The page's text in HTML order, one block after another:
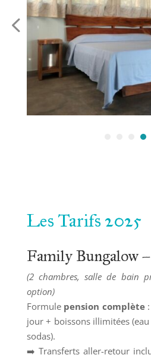
Les Tarifs 2025
Family Bungalow
(2 chambres, salle de bain
option)
Formule pension complète:
jour + boissons illimitées
sodas).
➡️ Transferts aller-retour